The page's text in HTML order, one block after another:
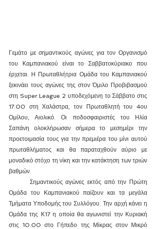
Γεμάτο με σημαντικούς αγώνες για τον Οργανισμό
του Καμπανιακού είναι το Σαββατοκύριακο που
έρχεται. Η Πρωταθλήτρια Ομάδα του Καμπανιακού
ξεκινάει τους αγώνες της στον Όμιλο Προβιβασμού
στη Super League 2 υποδεχόμενη το Σάββατο στις
17.00 στη Χαλάστρα, τον Πρωταθλητή του 4ου
Ομίλου, Αιολικό. Οι ποδοσφαιριστές του Ηλία
Σαπάνη ολοκλήρωσαν σήμερα το μεσημέρι την
προετοιμασία τους για την πρεμιέρα του μίνι αυτού
πρωταθλήματος και θα παραταχθούν αύριο με
μοναδικό στόχο τη νίκη και την κατάκτηση των τριών
βαθμών.
Ομάδα του Καμπανιακού παίζουν και τα μεγάλα
Τμήματα Υποδομής του Συλλόγου. Την αρχή κάνει η
Ομάδα της Κ17 η οποία θα αγωνιστεί την Κυριακή
στις 10.00 στο Γήπεδο της Μίκρας στον Μικρό